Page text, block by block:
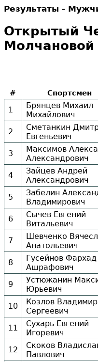
Результаты -
Открытый
Молчановой
# Спортсмен
1
Брянцев Михаил
Михайлович
2
Сметанкин
Евгеньевич
3
Максимов
Александрович
4
Зайцев Андрей
Александрович
5
Забелин
Владимирович
6
Сычев Евгений
Витальевич
7
Шевченко
Анатольевич
8
Гусейнов Фархад
Ашрафович
9
Устюжанин
Юрьевич
10
Козлов Владимир
Сергеевич
11
Сухарь Евгений
Игоревич
12
Скоков
Павлович